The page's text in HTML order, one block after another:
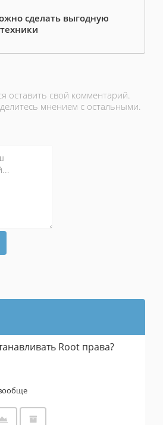
сделать выгодную
оставить свой комментарий.
мнением с остальными.
Root права?